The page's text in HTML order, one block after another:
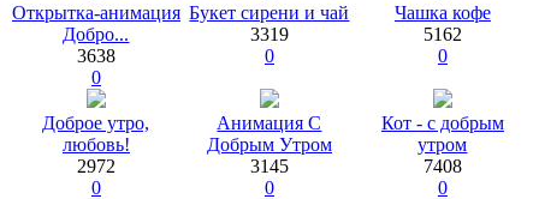
Открытка-анимация
Добро...
3638
0
Букет сирени и чай
3319
0
Чашка кофе
5162
0
Доброе утро,
любовь!
2972
0
Анимация С
Добрым Утром
3145
0
Кот - с добрым
утром
7408
0